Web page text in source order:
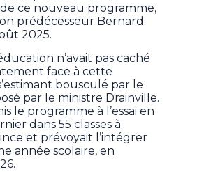
de ce nouveau programme,
prédécesseur Bernard
2025.
n’avait pas caché
face à cette
bousculé par le
par le ministre Drainville.
le programme à l’essai en
dans 55 classes à
et prévoyait l’intégrer
année scolaire, en